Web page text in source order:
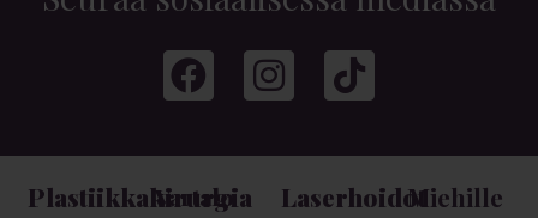
Plastiikkakirurgia
Vartalo LaserhoidotMiehille